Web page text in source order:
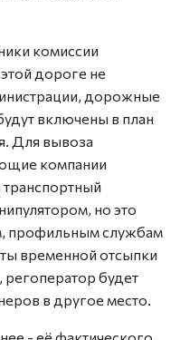
комиссии
дороге не
дорожные
включены в план
Для вывоза
компании
транспортный
но это
профильным службам
временной отсыпки
регоператор будет
в другое место.
- её фактического